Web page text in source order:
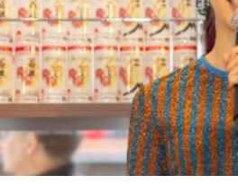
のん、憧れの女優/映画監督・桃井かお
りと対談！J-WAVE『INNOVATION
WORLD ERA』本日放送